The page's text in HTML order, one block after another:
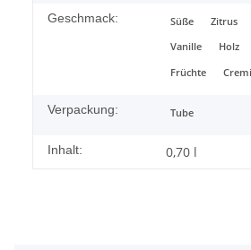
Geschmack: Süße Zitrus
Vanille Holz
Früchte
Verpackung: Tube
Inhalt: 0,70 l